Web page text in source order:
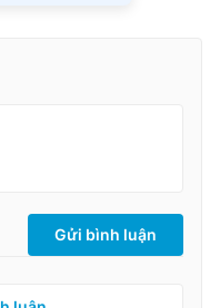
Gửi bình luận